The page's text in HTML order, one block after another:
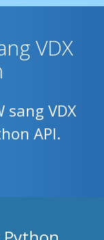
VDX
sang VDX
API.